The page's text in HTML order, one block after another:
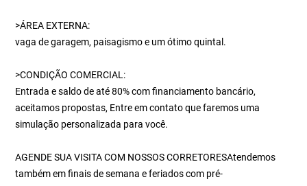
>ÁREA EXTERNA:
vaga de garagem, paisagismo e um ótimo quintal.
>CONDIÇÃO COMERCIAL:
Entrada e saldo de até 80% com financiamento bancário,
aceitamos propostas, Entre em contato que faremos uma
simulação personalizada para você.
AGENDE SUA VISITA COM NOSSOS CORRETORESAtendemos
também em finais de semana e feriados com pré-